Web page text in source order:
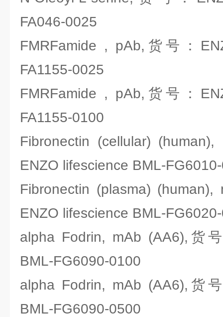
FA046-0025
FMRFamide , pAb,货号：
FA1155-0025
FMRFamide , pAb,货号：
FA1155-0100
Fibronectin (cellular)
ENZO lifescience BML-
Fibronectin (plasma)
ENZO lifescience BML-
alpha Fodrin, mAb (AA6),货
BML-FG6090-0100
alpha Fodrin, mAb (AA6),货
BML-FG6090-0500